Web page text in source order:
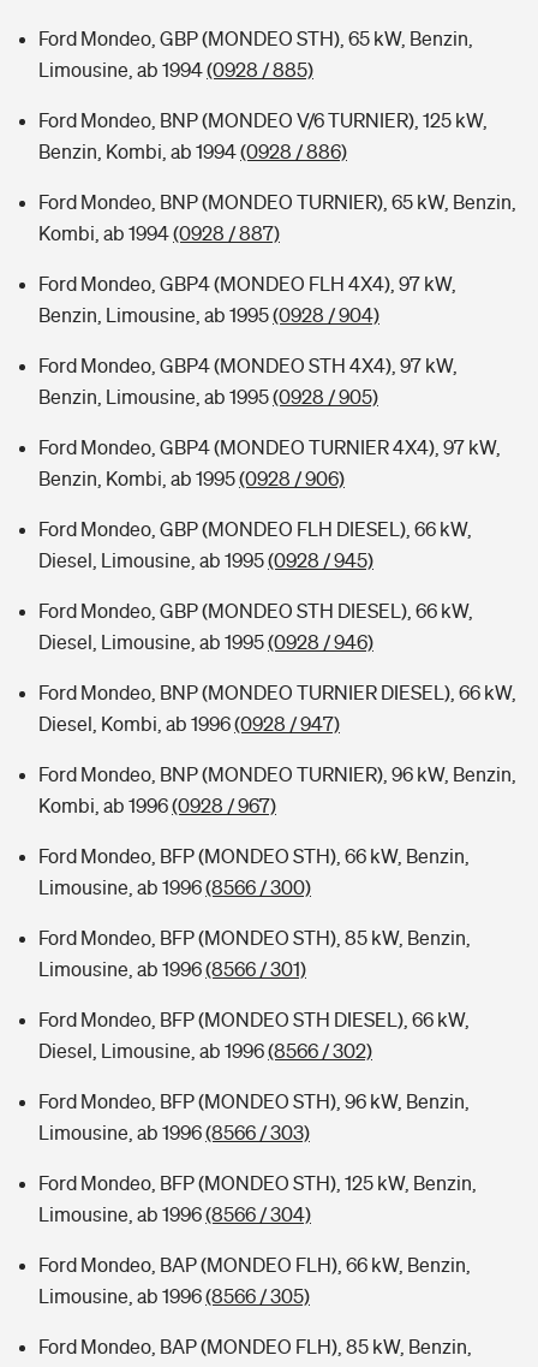
Ford Mondeo, GBP (MONDEO STH), 65 kW, Benzin,
Limousine, ab 1994(0928 / 885)
Ford Mondeo, BNP (MONDEO V/6 TURNIER), 125 kW,
Benzin, Kombi, ab 1994(0928 / 886)
Ford Mondeo, BNP (MONDEO TURNIER), 65 kW, Benzin,
Kombi, ab 1994(0928 / 887)
Ford Mondeo, GBP4 (MONDEO FLH 4X4), 97 kW,
Benzin, Limousine, ab 1995(0928 / 904)
Ford Mondeo, GBP4 (MONDEO STH 4X4), 97 kW,
Benzin, Limousine, ab 1995(0928 / 905)
Ford Mondeo, GBP4 (MONDEO TURNIER 4X4), 97 kW,
Benzin, Kombi, ab 1995(0928 / 906)
Ford Mondeo, GBP (MONDEO FLH DIESEL), 66 kW,
Diesel, Limousine, ab 1995(0928 / 945)
Ford Mondeo, GBP (MONDEO STH DIESEL), 66 kW,
Diesel, Limousine, ab 1995(0928 / 946)
Ford Mondeo, BNP (MONDEO TURNIER DIESEL), 66 kW,
Diesel, Kombi, ab 1996(0928 / 947)
Ford Mondeo, BNP (MONDEO TURNIER), 96 kW, Benzin,
Kombi, ab 1996(0928 / 967)
Ford Mondeo, BFP (MONDEO STH), 66 kW, Benzin,
Limousine, ab 1996(8566 / 300)
Ford Mondeo, BFP (MONDEO STH), 85 kW, Benzin,
Limousine, ab 1996(8566 / 301)
Ford Mondeo, BFP (MONDEO STH DIESEL), 66 kW,
Diesel, Limousine, ab 1996(8566 / 302)
Ford Mondeo, BFP (MONDEO STH), 96 kW, Benzin,
Limousine, ab 1996(8566 / 303)
Ford Mondeo, BFP (MONDEO STH), 125 kW, Benzin,
Limousine, ab 1996(8566 / 304)
Ford Mondeo, BAP (MONDEO FLH), 66 kW, Benzin,
Limousine, ab 1996(8566 / 305)
Ford Mondeo, BAP (MONDEO FLH), 85 kW, Benzin,